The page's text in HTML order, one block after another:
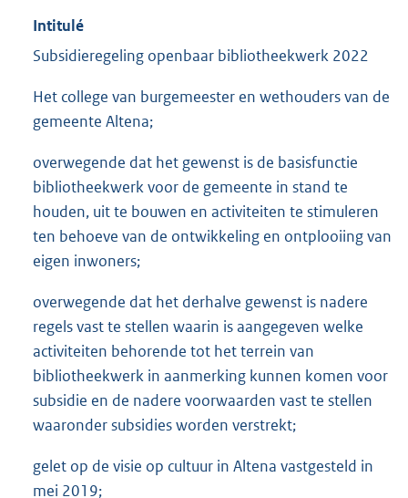
Intitulé
Subsidieregeling openbaar bibliotheekwerk 2022
Het college van burgemeester en wethouders van de
gemeente Altena;
overwegende dat het gewenst is de basisfunctie
bibliotheekwerk voor de gemeente in stand te
houden, uit te bouwen en activiteiten te stimuleren
ten behoeve van de ontwikkeling en ontplooiing van
eigen inwoners;
overwegende dat het derhalve gewenst is nadere
regels vast te stellen waarin is aangegeven welke
activiteiten behorende tot het terrein van
bibliotheekwerk in aanmerking kunnen komen voor
subsidie en de nadere voorwaarden vast te stellen
waaronder subsidies worden verstrekt;
gelet op de visie op cultuur in Altena vastgesteld in
mei 2019;